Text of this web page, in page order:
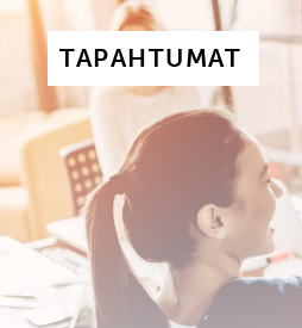
TAPAHTUMAT